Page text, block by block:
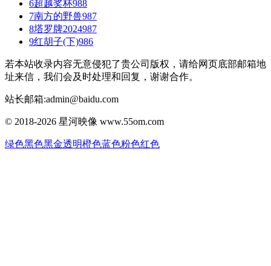
6超越奖杯988
7南方的野兽987
8塔罗牌2024987
9红胡子(下)986
若本站收录内容无意侵犯了贵公司版权，请给网页底部邮箱地
址来信，我们会及时处理和回复，谢谢合作。
站长邮箱:admin@baidu.com
© 2018-2026 星河映像 www.55om.com
绿色黑色黑金透明橙色蓝色粉色红色